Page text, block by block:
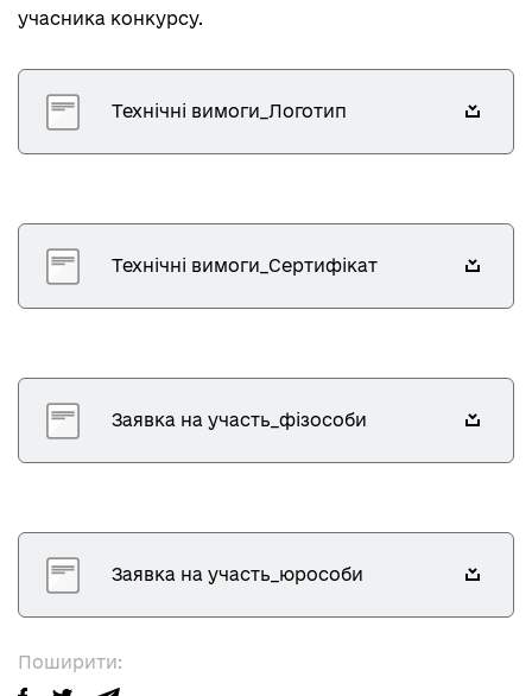
Поширити:
учасника конкурсу.
Технічні вимоги_Логотип
Технічні вимоги_Сертифікат
Заявка на участь_фізособи
Заявка на участь_юрособи